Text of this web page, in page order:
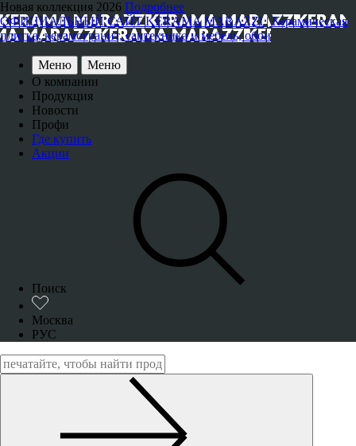
Новая коллекция 2026 Подробнее
ОФИЦИАЛЬНЫЙ САЙТ KERAMA MARAZZI | Керамическая
плитка, керамогранит, сантехника и мебель, обои
Меню
Меню
О компании
Продукция
Новости
Профи
Где купить
Акции
Поиск
Москва
РУС